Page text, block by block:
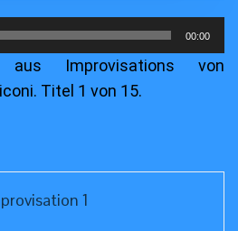
00:00
aus Improvisations von
Titel 1 von 15.
1